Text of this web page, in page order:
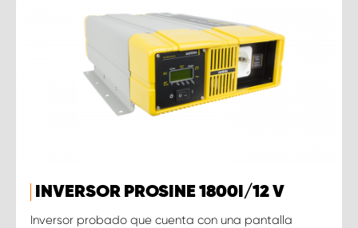
INVERSOR PROSINE 1800I/12 V
Inversor probado que cuenta con una pantalla